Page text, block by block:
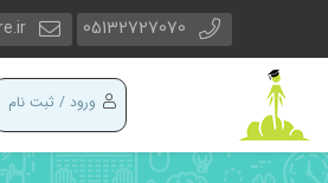
05132727070
ورود / ثبت نام